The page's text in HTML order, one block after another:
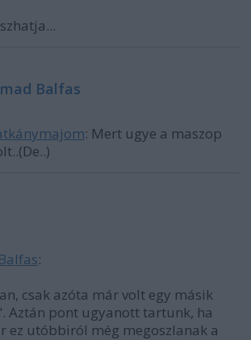
Balfas
: Mert ugye a maszop
:
csak azóta már volt egy másik
Aztán pont ugyanott tartunk, ha
ez utóbbiról még megoszlanak a